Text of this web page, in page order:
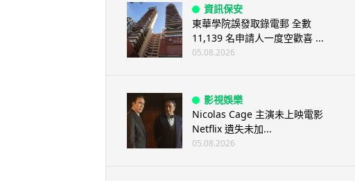
資訊保安
東華學院誤發取錄電郵 全數
11,139 名申請人一度空歡喜 ...
05.08.2026
影視娛樂
Nicolas Cage 主演未上映電影
Netflix 遺失未加...
05.08.2026